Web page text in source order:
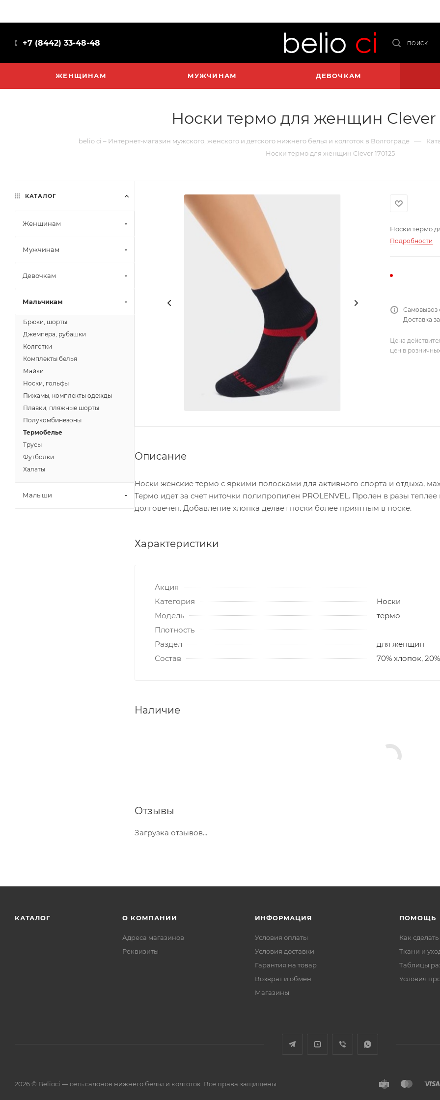
+7 (8442) 33-48-48 ПОИСК
ЖЕНЩИНАМ МУЖЧИНАМ ДЕВОЧКАМ
Носки термо для женщин Clever
belio ci – Интернет-магазин мужского, женского и детского нижнего белья и колготок в Волгограде —
Носки термо для женщин Clever 170125
Носки термо
Подробности
Самовывоз
Доставка
Цена
цен в
Описание
Носки женские термо с яркими полосками для активного спорта и отдыха,
Термо идет за счет ниточки полипропилен PROLENVEL. Пролен в разы
долговечен. Добавление хлопка делает носки более приятным в носке.
Характеристики
Акция
Категория
Носки
Модель
термо
Плотность
Раздел
для женщин
Состав
70% хлопок,
Наличие
Отзывы
Загрузка отзывов...
КАТАЛОГ
Женщинам
Мужчинам
Девочкам
Мальчикам
Брюки, шорты
Джемпера, рубашки
Колготки
Комплекты белья
Майки
Носки, гольфы
Пижамы, комплекты одежды
Плавки, пляжные шорты
Полукомбинезоны
Термобелье
Трусы
Футболки
Халаты
Малыши
КАТАЛОГ О КОМПАНИИ
Адреса магазинов
Реквизиты
ИНФОРМАЦИЯ
Условия оплаты
Условия доставки
Гарантия на товар
Возврат и обмен
Магазины
ПОМОЩЬ
Как сделать
Ткани и
Таблицы
Условия
2026 © Belioci — сеть салонов нижнего белья и колготок. Все права защищены.